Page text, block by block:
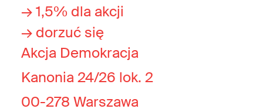
→ 1,5% dla akcji
→ dorzuć się
Akcja Demokracja
Kanonia 24/26 lok. 2
00-278 Warszawa